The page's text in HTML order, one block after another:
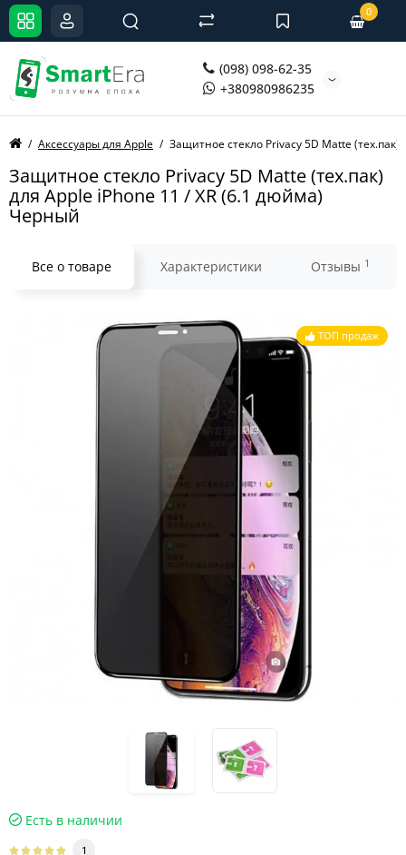
(098) 098-62-35
+380980986235
0
Аксессуары для Apple Защитное стекло Privacy 5D Matte
Защитное стекло Privacy 5D Matte (тех.пак)
для Apple iPhone 11 / XR (6.1 дюйма)
Черный
Все о товаре Характеристики Отзывы 1
ТОП продаж
Есть в наличии
1